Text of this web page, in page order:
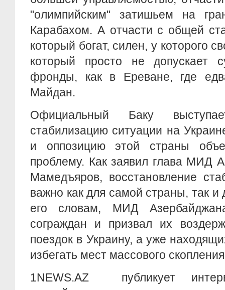
"олимпийским" затишьем на
Карабахом. А отчасти с общей
который богат, силен, у которого
который просто не допускает
фронды, как в Ереване, где
Майдан.
Официальный Баку
стабилизацию ситуации на
и оппозицию этой страны
проблему. Как заявил глава МИД
Мамедъяров, восстановление
важно как для самой страны, так и
его словам, МИД
сограждан и призвал их
поездок в Украину, а уже
избегать мест массового
1NEWS.AZ публикует